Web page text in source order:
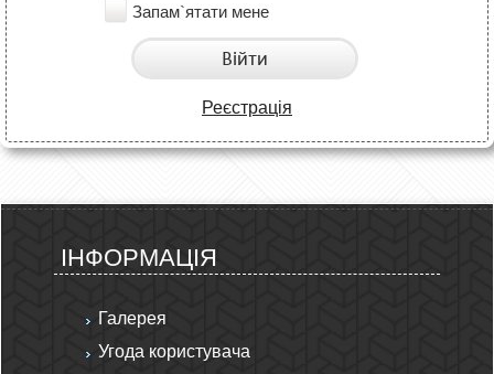
Запам`ятати мене
Війти
Реєстрація
ІНФОРМАЦІЯ
Галерея
Угода користувача